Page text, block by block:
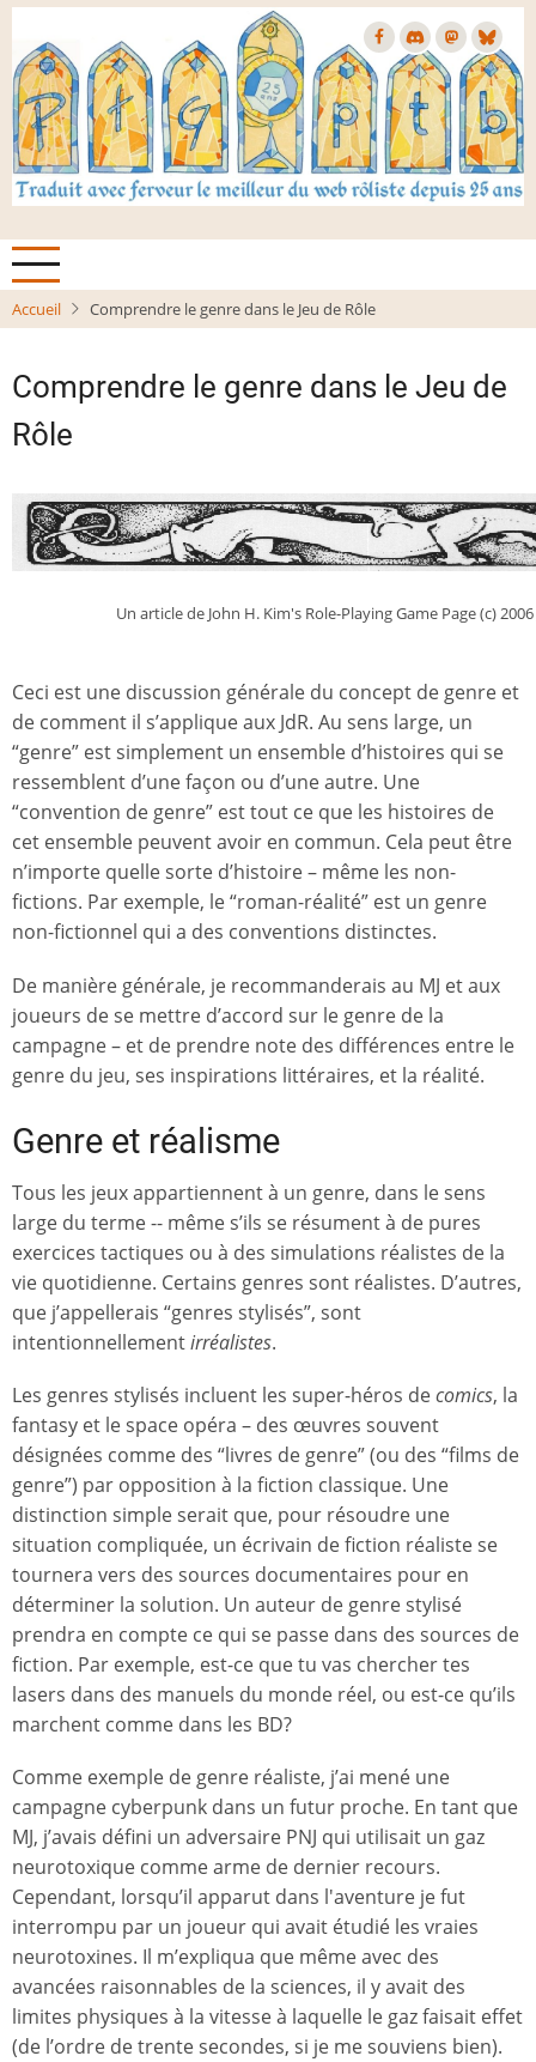
Aller
contenu
principal
Accueil Comprendre le genre dans le Jeu de Rôle
Comprendre le genre dans le Jeu de
Rôle
Un article de John H. Kim's Role-Playing Game Page (c)
Ceci est une discussion générale du concept de genre et
de comment il s’applique aux JdR. Au sens large, un
“genre” est simplement un ensemble d’histoires qui se
ressemblent d’une façon ou d’une autre. Une
“convention de genre” est tout ce que les histoires de
cet ensemble peuvent avoir en commun. Cela peut être
n’importe quelle sorte d’histoire – même les non-
fictions. Par exemple, le “roman-réalité” est un genre
non-fictionnel qui a des conventions distinctes.
De manière générale, je recommanderais au MJ et aux
joueurs de se mettre d’accord sur le genre de la
campagne – et de prendre note des différences entre le
genre du jeu, ses inspirations littéraires, et la réalité.
Genre et réalisme
Tous les jeux appartiennent à un genre, dans le sens
large du terme -- même s’ils se résument à de pures
exercices tactiques ou à des simulations réalistes de la
vie quotidienne. Certains genres sont réalistes. D’autres,
que j’appellerais “genres stylisés”, sont
intentionnellementirréalistes.
Les genres stylisés incluent les super-héros decomics, la
fantasy et le space opéra – des œuvres souvent
désignées comme des “livres de genre” (ou des “films de
genre”) par opposition à la fiction classique. Une
distinction simple serait que, pour résoudre une
situation compliquée, un écrivain de fiction réaliste se
tournera vers des sources documentaires pour en
déterminer la solution. Un auteur de genre stylisé
prendra en compte ce qui se passe dans des sources de
fiction. Par exemple, est-ce que tu vas chercher tes
lasers dans des manuels du monde réel, ou est-ce qu’ils
marchent comme dans les BD?
Comme exemple de genre réaliste, j’ai mené une
campagne cyberpunk dans un futur proche. En tant que
MJ, j’avais défini un adversaire PNJ qui utilisait un gaz
neurotoxique comme arme de dernier recours.
Cependant, lorsqu’il apparut dans l'aventure je fut
interrompu par un joueur qui avait étudié les vraies
neurotoxines. Il m’expliqua que même avec des
avancées raisonnables de la sciences, il y avait des
limites physiques à la vitesse à laquelle le gaz faisait effet
(de l’ordre de trente secondes, si je me souviens bien).